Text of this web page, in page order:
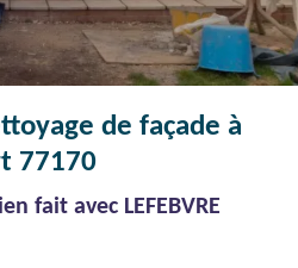
de façade à
77170
fait avec LEFEBVRE